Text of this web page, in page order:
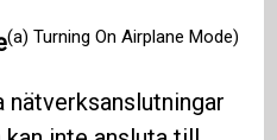
(a) Turning On Airplane Mode)
nätverksanslutningar